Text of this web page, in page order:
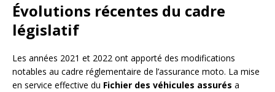
Évolutions récentes du cadre
législatif
Les années 2021 et 2022 ont apporté des modifications
notables au cadre réglementaire de l’assurance moto. La mise
en service effective du Fichier des véhicules assurés a